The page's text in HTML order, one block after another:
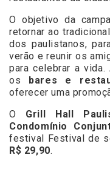
O objetivo da
retornar ao tradicional
dos paulistanos,
verão e reunir os
para celebrar a vida.
os
bares e
oferecer uma
O Grill Hall
Condomínio
festival Festival de
R$ 29,90.